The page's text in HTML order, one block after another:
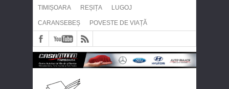
TIMIȘOARA REȘIȚA LUGOJ
CARANSEBEȘ POVESTE DE VIAȚĂ